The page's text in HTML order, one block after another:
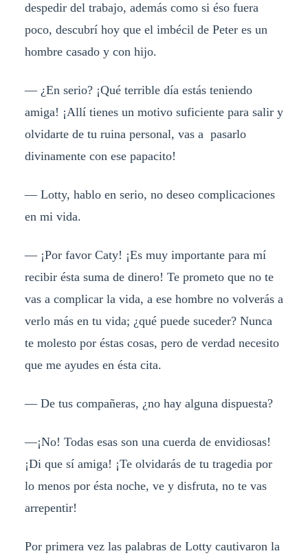
despedir del trabajo, además como si éso fuera
poco, descubrí hoy que el imbécil de Peter es un
hombre casado y con hijo.
— ¿En serio? ¡Qué terrible día estás teniendo
amiga! ¡Allí tienes un motivo suficiente para salir y
olvidarte de tu ruina personal, vas a pasarlo
divinamente con ese papacito!
— Lotty, hablo en serio, no deseo complicaciones
en mi vida.
— ¡Por favor Caty! ¡Es muy importante para mí
recibir ésta suma de dinero! Te prometo que no te
vas a complicar la vida, a ese hombre no volverás a
verlo más en tu vida; ¿qué puede suceder? Nunca
te molesto por éstas cosas, pero de verdad necesito
que me ayudes en ésta cita.
— De tus compañeras, ¿no hay alguna dispuesta?
—¡No! Todas esas son una cuerda de envidiosas!
¡Di que sí amiga! ¡Te olvidarás de tu tragedia por
lo menos por ésta noche, ve y disfruta, no te vas
arrepentir!
Por primera vez las palabras de Lotty cautivaron la